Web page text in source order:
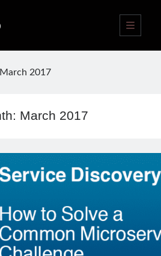
open
primary
2017
March 2017